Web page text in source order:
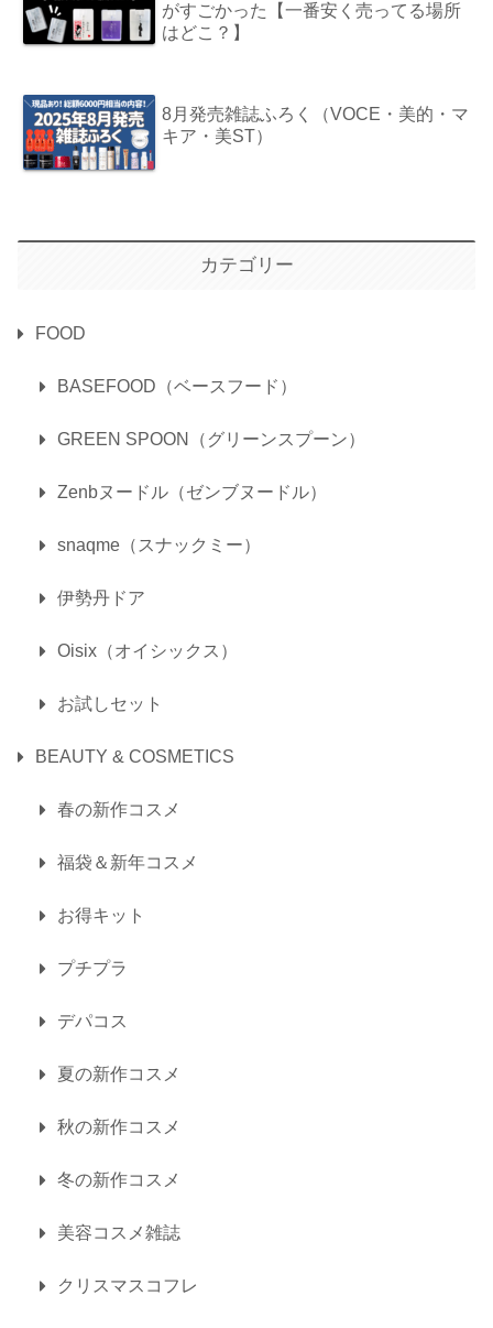
がすごかった【一番安く売ってる場所
はどこ？】
8月発売雑誌ふろく（VOCE・美的・マ
キア・美ST）
カテゴリー
FOOD
BASEFOOD（ベースフード）
GREEN SPOON（グリーンスプーン）
Zenbヌードル（ゼンブヌードル）
snaqme（スナックミー）
伊勢丹ドア
Oisix（オイシックス）
お試しセット
BEAUTY & COSMETICS
春の新作コスメ
福袋＆新年コスメ
お得キット
プチプラ
デパコス
夏の新作コスメ
秋の新作コスメ
冬の新作コスメ
美容コスメ雑誌
クリスマスコフレ